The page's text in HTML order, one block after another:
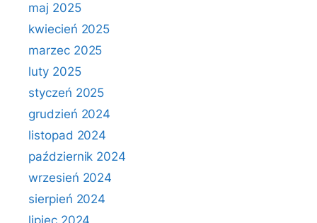
maj 2025
kwiecień 2025
marzec 2025
luty 2025
styczeń 2025
grudzień 2024
listopad 2024
październik 2024
wrzesień 2024
sierpień 2024
lipiec 2024